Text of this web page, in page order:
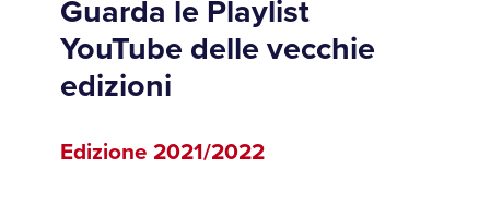
Guarda le Playlist
YouTube delle vecchie
edizioni
Edizione 2021/2022